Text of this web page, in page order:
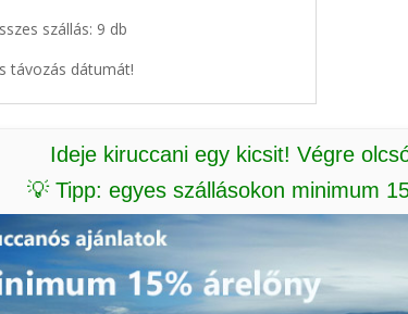
szállás: 9 db
távozás dátumát!
Ideje kiruccani egy kicsit! Végre
💡 Tipp: egyes szállásokon minimum